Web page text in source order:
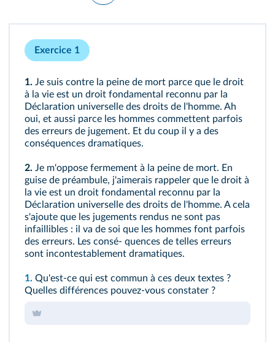
Exercice 1
1. Je suis contre la peine de mort parce que le droit
à la vie est un droit fondamental reconnu par la
Déclaration universelle des droits de l'homme. Ah
oui, et aussi parce les hommes commettent parfois
des erreurs de jugement. Et du coup il y a des
conséquences dramatiques.
2. Je m'oppose fermement à la peine de mort. En
guise de préambule, j'aimerais rappeler que le droit à
la vie est un droit fondamental reconnu par la
Déclaration universelle des droits de l'homme. A cela
s'ajoute que les jugements rendus ne sont pas
infaillibles : il va de soi que les hommes font parfois
des erreurs. Les consé- quences de telles erreurs
sont incontestablement dramatiques.
1. Qu'est-ce qui est commun à ces deux textes ?
Quelles différences pouvez-vous constater ?